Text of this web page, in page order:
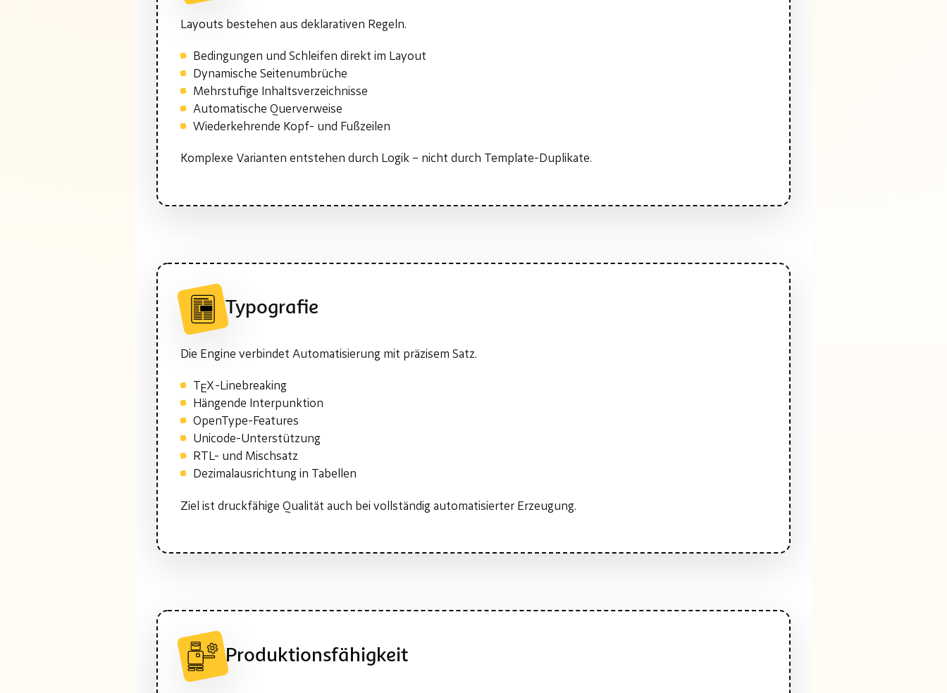
Layouts bestehen aus deklarativen Regeln.
Bedingungen und Schleifen direkt im Layout
Dynamische Seitenumbrüche
Mehrstufige Inhaltsverzeichnisse
Automatische Querverweise
Wiederkehrende Kopf- und Fußzeilen
Komplexe Varianten entstehen durch Logik – nicht durch Template-Duplikate.
Typografie
Die Engine verbindet Automatisierung mit präzisem Satz.
T EX-Linebreaking
Hängende Interpunktion
OpenType-Features
Unicode-Unterstützung
RTL- und Mischsatz
Dezimalausrichtung in Tabellen
Ziel ist druckfähige Qualität auch bei vollständig automatisierter Erzeugung.
Produktionsfähigkeit